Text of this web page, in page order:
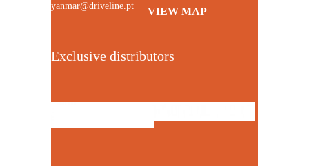
yanmar@driveline.pt
VIEW MAP
Exclusive distributors